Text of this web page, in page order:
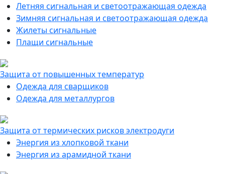
Летняя сигнальная и светоотражающая одежда
Зимняя сигнальная и светоотражающая одежда
Жилеты сигнальные
Плащи сигнальные
Защита от повышенных температур
Одежда для сварщиков
Одежда для металлургов
Защита от термических рисков электродуги
Энергия из хлопковой ткани
Энергия из арамидной ткани